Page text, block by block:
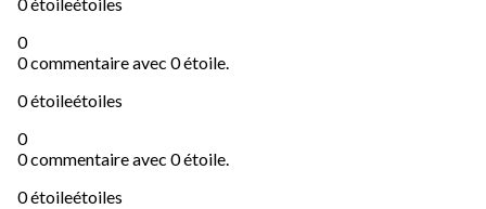
0
0 commentaire avec 0 étoile.
0 étoileétoiles
0
0 commentaire avec 0 étoile.
0 étoileétoiles